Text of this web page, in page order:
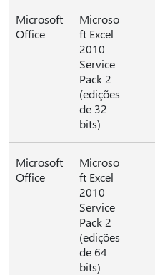
Microsoft
Office
Microso
ft Excel
2010
Service
Pack 2
(edições
de 32
bits)
Microsoft
Office
Microso
ft Excel
2010
Service
Pack 2
(edições
de 64
bits)